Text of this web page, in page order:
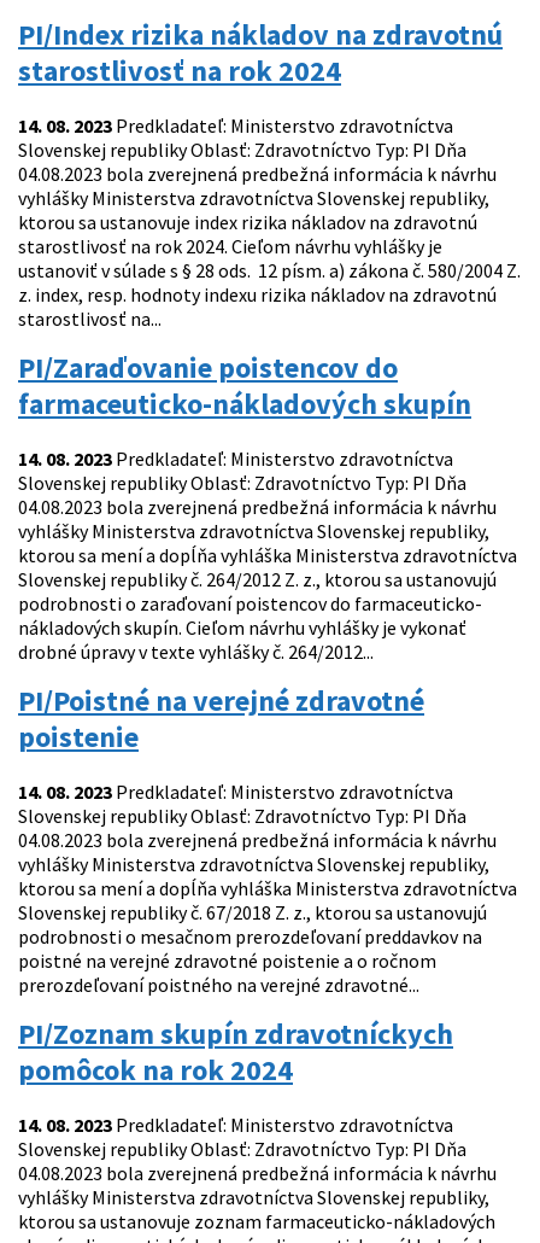
PI/Index rizika nákladov na zdravotnú
starostlivosť na rok 2024
14. 08. 2023 Predkladateľ: Ministerstvo zdravotníctva
Slovenskej republiky Oblasť: Zdravotníctvo Typ: PI Dňa
04.08.2023 bola zverejnená predbežná informácia k návrhu
vyhlášky Ministerstva zdravotníctva Slovenskej republiky,
ktorou sa ustanovuje index rizika nákladov na zdravotnú
starostlivosť na rok 2024. Cieľom návrhu vyhlášky je
ustanoviť v súlade s § 28 ods. 12 písm. a) zákona č. 580/2004 Z.
z. index, resp. hodnoty indexu rizika nákladov na zdravotnú
starostlivosť na...
PI/Zaraďovanie poistencov do
farmaceuticko-nákladových skupín
14. 08. 2023 Predkladateľ: Ministerstvo zdravotníctva
Slovenskej republiky Oblasť: Zdravotníctvo Typ: PI Dňa
04.08.2023 bola zverejnená predbežná informácia k návrhu
vyhlášky Ministerstva zdravotníctva Slovenskej republiky,
ktorou sa mení a dopĺňa vyhláška Ministerstva zdravotníctva
Slovenskej republiky č. 264/2012 Z. z., ktorou sa ustanovujú
podrobnosti o zaraďovaní poistencov do farmaceuticko-
nákladových skupín. Cieľom návrhu vyhlášky je vykonať
drobné úpravy v texte vyhlášky č. 264/2012...
PI/Poistné na verejné zdravotné
poistenie
14. 08. 2023 Predkladateľ: Ministerstvo zdravotníctva
Slovenskej republiky Oblasť: Zdravotníctvo Typ: PI Dňa
04.08.2023 bola zverejnená predbežná informácia k návrhu
vyhlášky Ministerstva zdravotníctva Slovenskej republiky,
ktorou sa mení a dopĺňa vyhláška Ministerstva zdravotníctva
Slovenskej republiky č. 67/2018 Z. z., ktorou sa ustanovujú
podrobnosti o mesačnom prerozdeľovaní preddavkov na
poistné na verejné zdravotné poistenie a o ročnom
prerozdeľovaní poistného na verejné zdravotné...
PI/Zoznam skupín zdravotníckych
pomôcok na rok 2024
14. 08. 2023 Predkladateľ: Ministerstvo zdravotníctva
Slovenskej republiky Oblasť: Zdravotníctvo Typ: PI Dňa
04.08.2023 bola zverejnená predbežná informácia k návrhu
vyhlášky Ministerstva zdravotníctva Slovenskej republiky,
ktorou sa ustanovuje zoznam farmaceuticko-nákladových